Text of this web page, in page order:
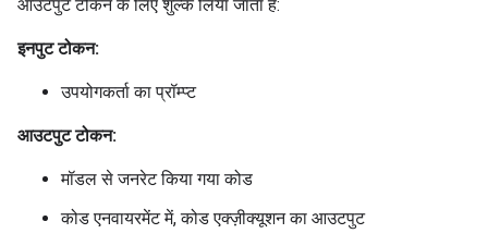
आउटपुट टोकन के लिए शुल्क लिया जाता है:
इनपुट टोकन:
उपयोगकर्ता का प्रॉम्प्ट
आउटपुट टोकन:
मॉडल से जनरेट किया गया कोड
कोड एनवायरमेंट में, कोड एक्ज़ीक्यूशन का आउटपुट